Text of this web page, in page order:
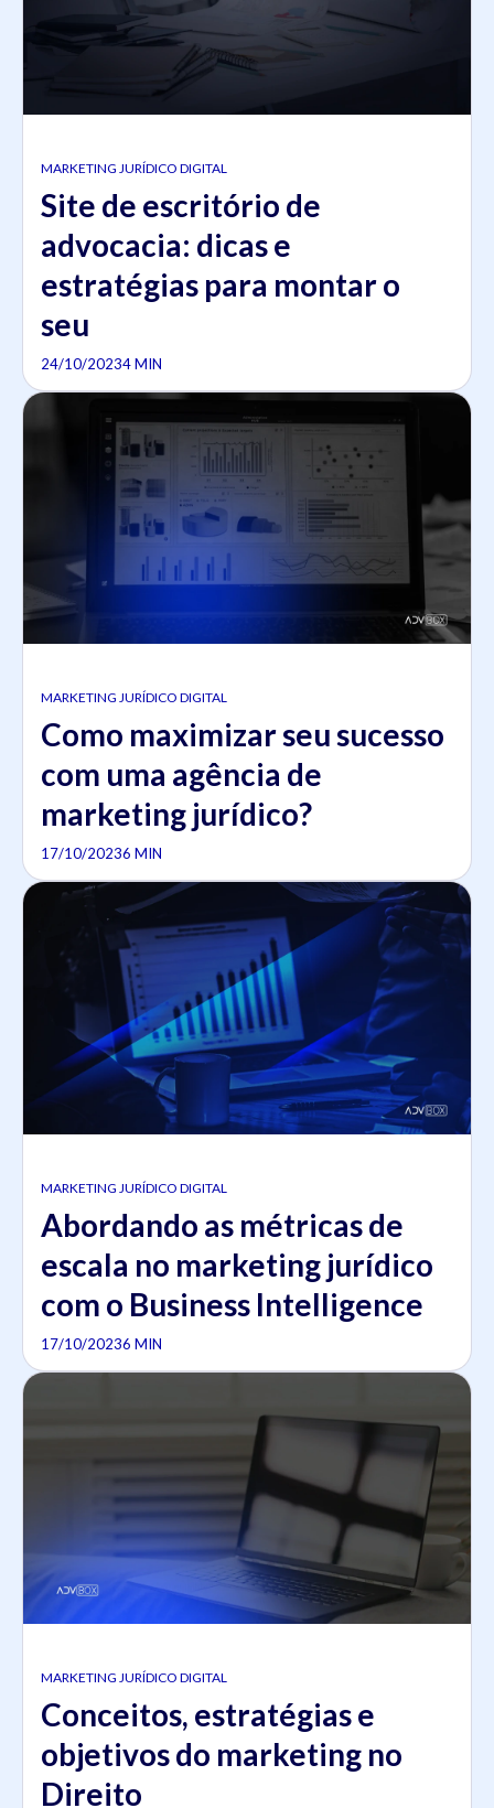
MARKETING JURÍDICO DIGITAL
Site de escritório de
advocacia: dicas e
estratégias para montar o
seu
24/10/20234 MIN
MARKETING JURÍDICO DIGITAL
Como maximizar seu sucesso
com uma agência de
marketing jurídico?
17/10/20236 MIN
MARKETING JURÍDICO DIGITAL
Abordando as métricas de
escala no marketing jurídico
com o Business Intelligence
17/10/20236 MIN
MARKETING JURÍDICO DIGITAL
Conceitos, estratégias e
objetivos do marketing no
Direito